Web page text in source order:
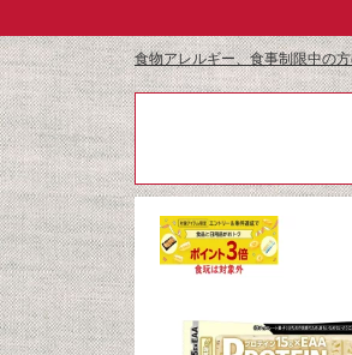
食物アレルギー、食事制限中の